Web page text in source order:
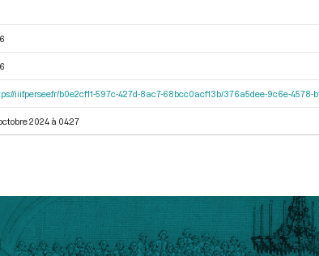
iiif.persee.fr/b0e2cf11-597c-427d-8ac7-68bcc0acf13b/376a5dee-9c6e-
2024 à 04:27